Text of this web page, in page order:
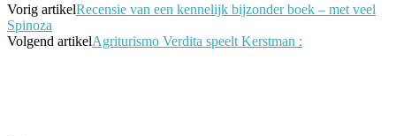
Vorig artikelRecensie van een kennelijk bijzonder boek – met veel
Spinoza
Volgend artikelAgriturismo Verdita speelt Kerstman :